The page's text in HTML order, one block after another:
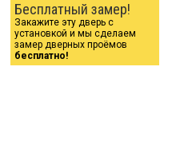
Бесплатный замер!
Закажите эту дверь с
установкой и мы сделаем
замер дверных проёмов
бесплатно!